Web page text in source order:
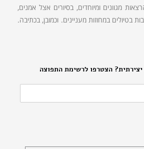
הצטרפו לרשימת התפוצה
מגוונים ומיוחדים, בסיורים אצל אמנים,
בטיולים במחוזות מעניינים. וכמובן, בכתיבה.